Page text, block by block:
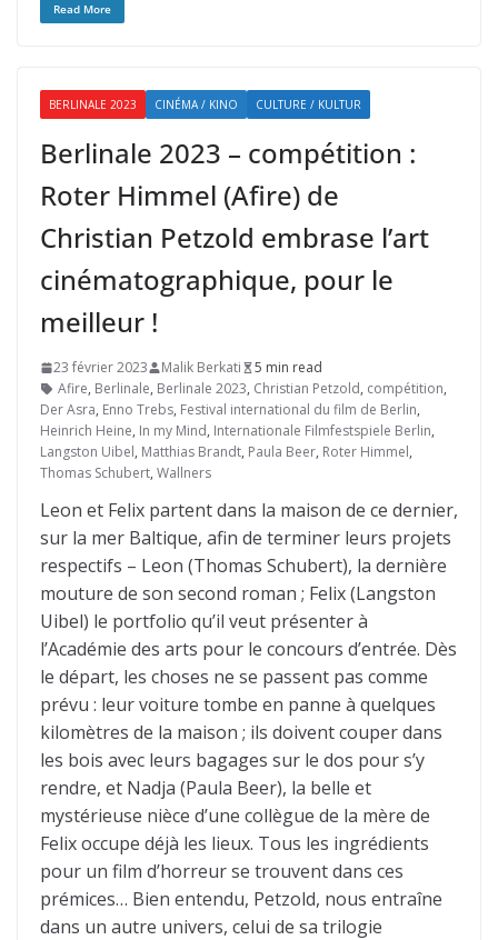
Read More
BERLINALE 2023 CINÉMA / KINO CULTURE / KULTUR
Berlinale 2023 – compétition :
Roter Himmel (Afire) de
Christian Petzold embrase l’art
cinématographique, pour le
meilleur !
23 février 2023 Malik Berkati
5 min read
Afire, Berlinale, Berlinale 2023, Christian Petzold, compétition,
Der Asra, Enno Trebs, Festival international du film de Berlin,
Heinrich Heine, In my Mind, Internationale Filmfestspiele Berlin,
Langston Uibel, Matthias Brandt, Paula Beer, Roter Himmel,
Thomas Schubert, Wallners
Leon et Felix partent dans la maison de ce dernier,
sur la mer Baltique, afin de terminer leurs projets
respectifs – Leon (Thomas Schubert), la dernière
mouture de son second roman ; Felix (Langston
Uibel) le portfolio qu’il veut présenter à
l’Académie des arts pour le concours d’entrée. Dès
le départ, les choses ne se passent pas comme
prévu : leur voiture tombe en panne à quelques
kilomètres de la maison ; ils doivent couper dans
les bois avec leurs bagages sur le dos pour s’y
rendre, et Nadja (Paula Beer), la belle et
mystérieuse nièce d’une collègue de la mère de
Felix occupe déjà les lieux. Tous les ingrédients
pour un film d’horreur se trouvent dans ces
prémices… Bien entendu, Petzold, nous entraîne
dans un autre univers, celui de sa trilogie